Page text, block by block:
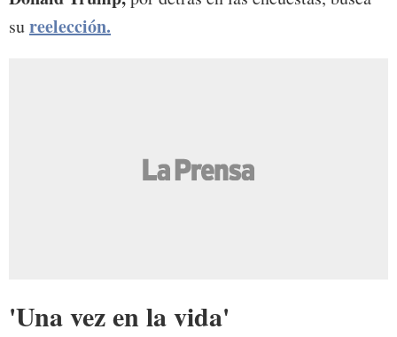
sureelección.
'Una vez en la vida'